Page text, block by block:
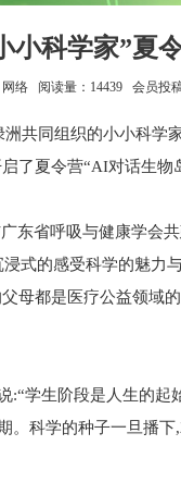
小科学家”夏
网络 阅读量：14439 会员投
共同组织的小小科
了夏令营“AI对话生物
东省呼吸与健康学会
式的感受科学的魅力与
母都是医疗公益领域
学生阶段是人生的
科学的种子一旦播